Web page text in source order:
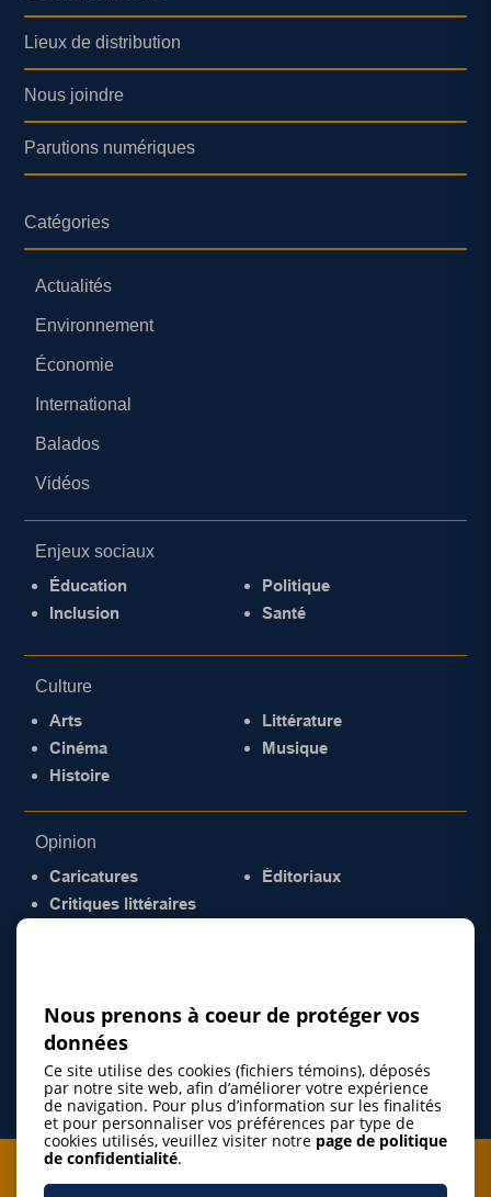
Lieux de distribution
Nous joindre
Parutions numériques
Catégories
Actualités
Environnement
Économie
International
Balados
Vidéos
Enjeux sociaux
Éducation
Inclusion
Politique
Santé
Culture
Arts
Cinéma
Histoire
Littérature
Musique
Opinion
Caricatures
Critiques littéraires
Éditoriaux
Je m'abonne à l'infolettre
Nous prenons à coeur de protéger vos
données
Ce site utilise des cookies (fichiers témoins), déposés
par notre site web, afin d’améliorer votre expérience
de navigation. Pour plus d’information sur les finalités
et pour personnaliser vos préférences par type de
cookies utilisés, veuillez visiter notre page de politique
de confidentialité.